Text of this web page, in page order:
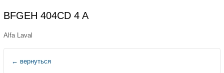
BFGEH 404CD 4 A
Alfa Laval
← вернуться